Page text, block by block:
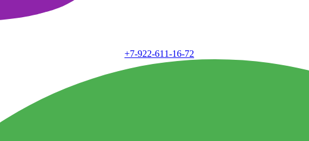
+7-922-611-16-72